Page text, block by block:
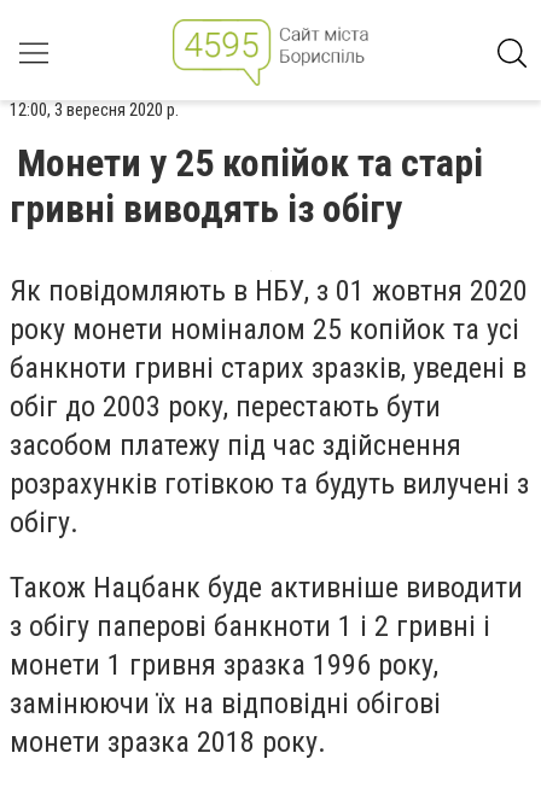
12:00, 3 вересня 2020 р.
Монети у 25 копійок та старі
гривні виводять із обігу
Як повідомляють в НБУ, з 01 жовтня 2020
року монети номіналом 25 копійок та усі
банкноти гривні старих зразків, уведені в
обіг до 2003 року, перестають бути
засобом платежу під час здійснення
розрахунків готівкою та будуть вилучені з
обігу.
Також Нацбанк буде активніше виводити
з обігу паперові банкноти 1 і 2 гривні і
монети 1 гривня зразка 1996 року,
замінюючи їх на відповідні обігові
монети зразка 2018 року.